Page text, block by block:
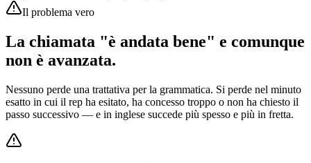
Il problema vero
La chiamata "è andata bene" e comunque
non è avanzata.
Nessuno perde una trattativa per la grammatica. Si perde nel minuto
esatto in cui il rep ha esitato, ha concesso troppo o non ha chiesto il
passo successivo — e in inglese succede più spesso e più in fretta.